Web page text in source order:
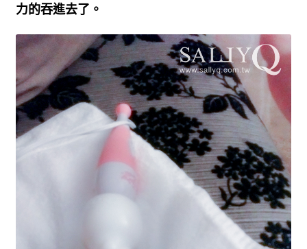
力的吞進去了。